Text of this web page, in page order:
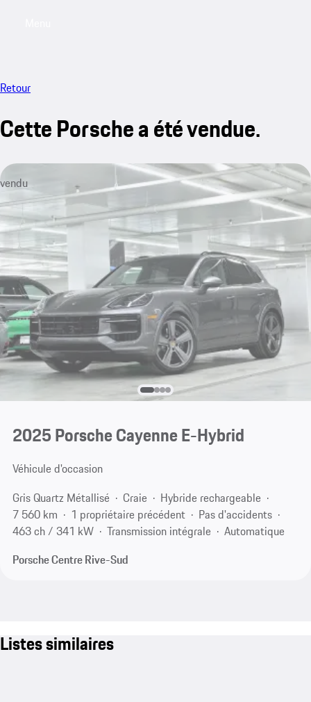
Retour
Cette Porsche a été vendue.
vendu
2025 Porsche Cayenne E-Hybrid
Véhicule d'occasion
Gris Quartz Métallisé
Craie
Hybride rechargeable
7 560 km
1 propriétaire précédent
Pas d'accidents
463 ch / 341 kW
Transmission intégrale
Automatique
Porsche Centre Rive-Sud
Listes similaires